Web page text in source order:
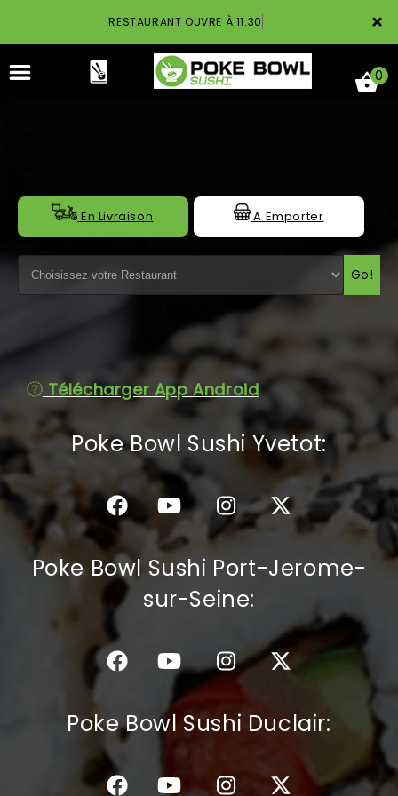
×
RESTAURANT OUVRE À 11:30
ACCUEIL
LA CARTE
MENTIONS LÉGALES
C.G.V
0
En Livraison A Emporter
Go!
Télécharger App Android
Poke Bowl Sushi Yvetot:
Poke Bowl Sushi Port-Jerome-
sur-Seine:
Poke Bowl Sushi Duclair: